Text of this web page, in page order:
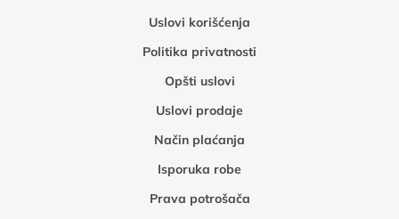
Uslovi korišćenja
Politika privatnosti
Opšti uslovi
Uslovi prodaje
Način plaćanja
Isporuka robe
Prava potrošača